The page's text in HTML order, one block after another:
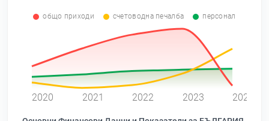
общо приходи счетоводна печалба персонал
2020 2021 2022 2023 2024